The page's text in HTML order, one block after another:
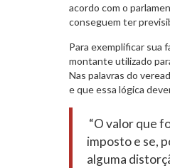
acordo com o
conseguem ter
Para exemplificar sua
montante utilizado
Nas palavras do
e que essa lógica
“O valor que
imposto e se,
alguma